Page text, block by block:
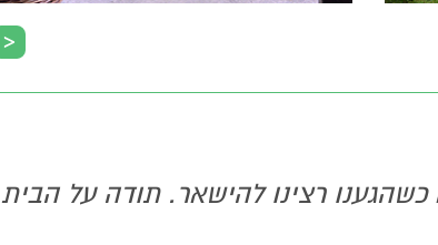
<
כשהגענו רצינו להישאר. תודה על הבית